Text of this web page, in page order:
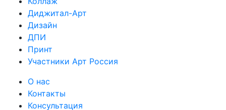
Диджитал-Арт
Дизайн
ДПИ
Принт
Участники Арт Россия
О нас
Контакты
Консультация